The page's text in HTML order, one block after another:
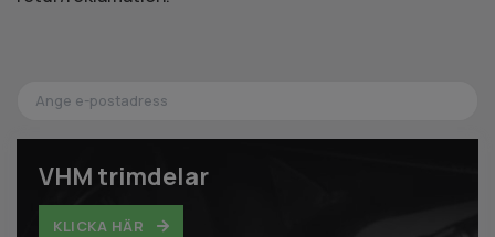
VHM trimdelar
KLICKA HÄR